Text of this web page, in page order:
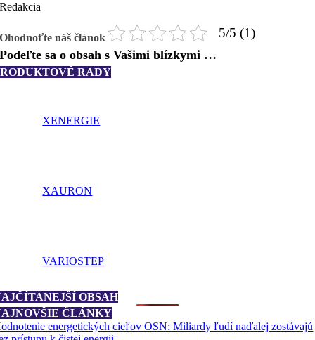
Redakcia
Ohodnoťte náš článok 5/5 (1)
Podeľte sa o obsah s Vašimi blízkymi …
RADY
XENERGIE
XAURON
VARIOSTEP
OBSAH
ČLÁNKY
energetických cieľov OSN: Miliardy ľudí naďalej zostávajú